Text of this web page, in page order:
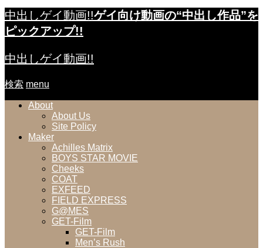
中出しゲイ動画!!ゲイ向け動画の“中出し作品”を
ピックアップ!!
中出しゲイ動画!!
検索 menu
About
About Us
Site Policy
Maker
Achilles Matrix
BOYS STAR MOVIE
Cheeks
COAT
EXFEED
FIELD EXPRESS
G@MES
GET-Film
GET-Film
Men’s Rush